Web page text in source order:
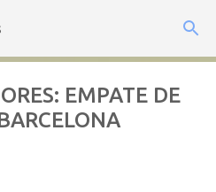
principal
EMPATE DE